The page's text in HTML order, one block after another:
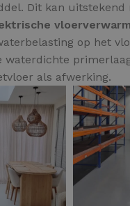
Dit kan uitstekend
op het
waterdichte
als afwerking.